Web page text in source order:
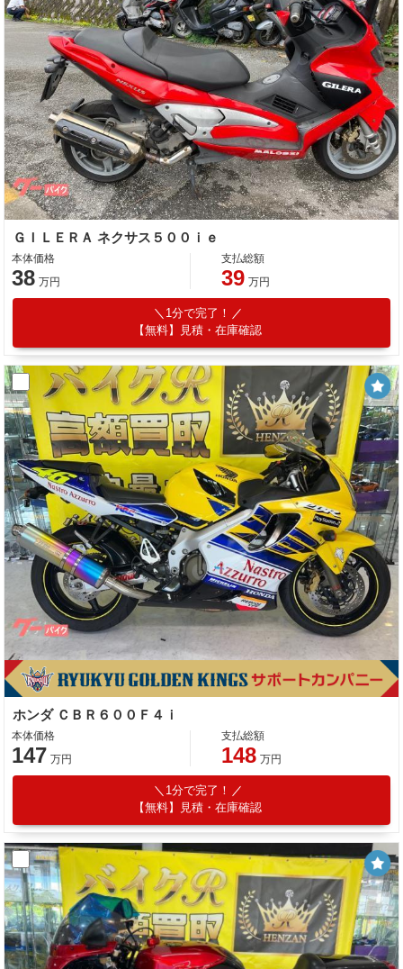
ＧＩＬＥＲＡ ネクサス５００ｉｅ
本体価格
38 万円
支払総額
39 万円
1分で完了！
【無料】見積・在庫確認
ホンダ ＣＢＲ６００Ｆ４ｉ
本体価格
147 万円
支払総額
148 万円
1分で完了！
【無料】見積・在庫確認